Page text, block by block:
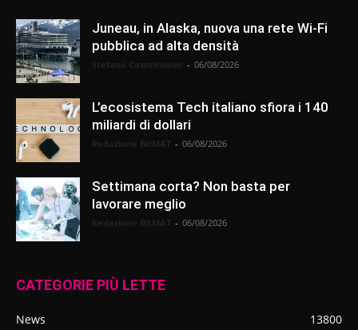
Juneau, in Alaska, nuova una rete Wi-Fi
pubblica ad alta densità
- 06/08/2026
L’ecosistema Tech italiano sfiora i 140
miliardi di dollari
- 06/08/2026
Settimana corta? Non basta per
lavorare meglio
- 06/08/2026
CATEGORIE PIÙ LETTE
News
13800